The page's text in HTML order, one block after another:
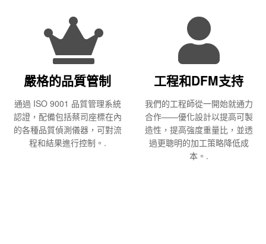
嚴格的品質管制
通過 ISO 9001 品質管理系統
認證，配備包括蔡司座標在內
的各種品質偵測儀器，可對流
程和結果進行控制。.
工程和DFM支持
我們的工程師從一開始就通力
合作——優化設計以提高可製
造性，提高強度重量比，並透
過更聰明的加工策略降低成
本。.